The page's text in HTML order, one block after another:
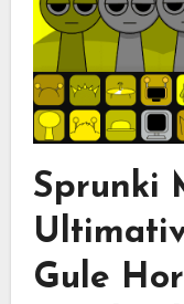
Sprunki
Gule